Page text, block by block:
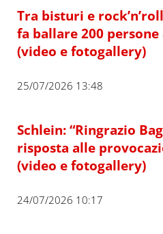
Tra bisturi e
fa ballare 200
(video e fotogallery)
25/07/2026 13:48
Schlein: “Ringrazio
risposta alle
(video e fotogallery)
24/07/2026 10:17